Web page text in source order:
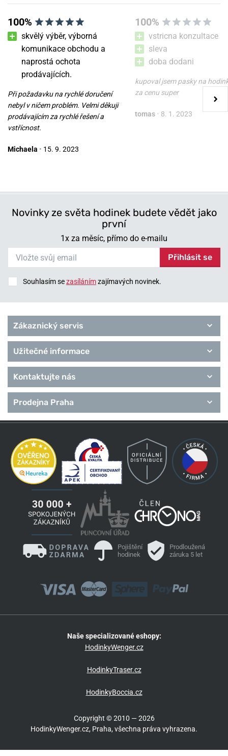
Nůž Victorinox Classic SD
Zodiac Exclusive Edition
Skladem v pondělí 10. 8. u vás
749 Kč
Zodiac Exclusive Edition
Pisces 0.6223.2PIS
Skladem v pondělí 10. 8. u vás
100%
skvělý výběr, výborná
komunikace obchodu a
naprostá ochota
prodávajících.
Při požadavku na rychlé doručení
nebyl v ničem problém. Velmi děkuji
prodávajícím za rychlé řešení a
vstřícnost.
Michaela • 15. 9. 2023
100%
vstricna konzultace
sleva
doba dodani
kupoval jsem pasky na
za cenu super
tomas • 8. 1. 2023
Novinky ze světa hodinek budete vědět jako
první
1x za měsíc, přímo do e-mailu
Přihlásit se
Souhlasím sezasílánímzajímavých novinek.
Zákaznický servis
Užitečné informace
Kontaktujte nás
Prodejna Praha
Pojištění
hodinek
Prodloužená
záruka 5 let
Naše specializované eshopy:
HodinkyWenger.cz
HodinkyTraser.cz
HodinkyBoccia.cz
Copyright © 2010 — 2026
HodinkyWenger.cz, Praha, všechna práva vyhrazena.